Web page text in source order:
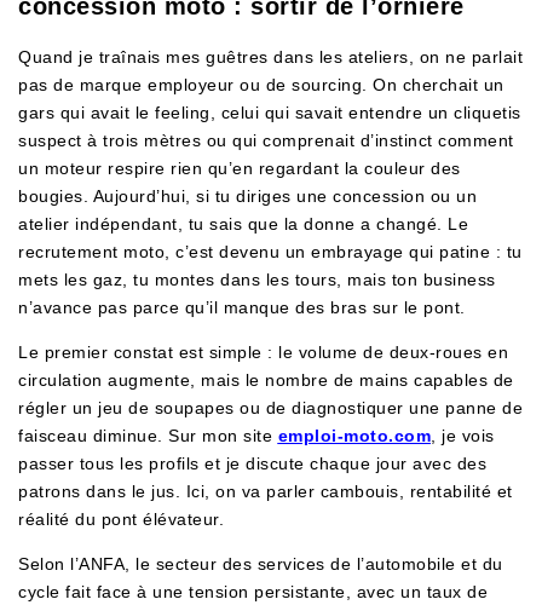
concession moto : sortir de l’ornière
Quand je traînais mes guêtres dans les ateliers, on ne parlait
pas de marque employeur ou de sourcing. On cherchait un
gars qui avait le feeling, celui qui savait entendre un cliquetis
suspect à trois mètres ou qui comprenait d’instinct comment
un moteur respire rien qu’en regardant la couleur des
bougies. Aujourd’hui, si tu diriges une concession ou un
atelier indépendant, tu sais que la donne a changé. Le
recrutement moto, c’est devenu un embrayage qui patine : tu
mets les gaz, tu montes dans les tours, mais ton business
n’avance pas parce qu’il manque des bras sur le pont.
Le premier constat est simple : le volume de deux-roues en
circulation augmente, mais le nombre de mains capables de
régler un jeu de soupapes ou de diagnostiquer une panne de
faisceau diminue. Sur mon site emploi-moto.com , je vois
passer tous les profils et je discute chaque jour avec des
patrons dans le jus. Ici, on va parler cambouis, rentabilité et
réalité du pont élévateur.
Selon l’ANFA, le secteur des services de l’automobile et du
cycle fait face à une tension persistante, avec un taux de